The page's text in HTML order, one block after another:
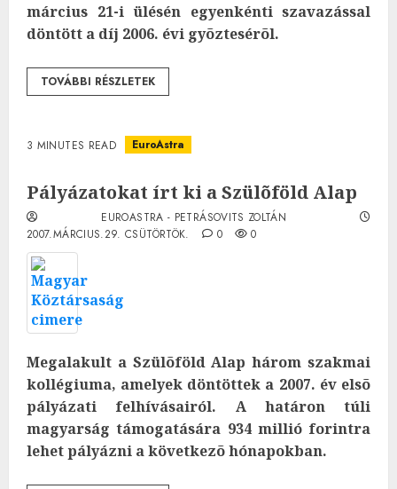
március 21-i ülésén egyenkénti szavazással
döntött a díj 2006. évi gyõztesérõl.
TOVÁBBI RÉSZLETEK
3 MINUTES READ EuroAstra
Pályázatokat írt ki a Szülõföld Alap
EUROASTRA - PETRÁSOVITS ZOLTÁN
2007.MÁRCIUS.29. CSÜTÖRTÖK.
0 0
Megalakult a Szülõföld Alap három szakmai
kollégiuma, amelyek döntöttek a 2007. év elsõ
pályázati felhívásairól. A határon túli
magyarság támogatására 934 millió forintra
lehet pályázni a következõ hónapokban.